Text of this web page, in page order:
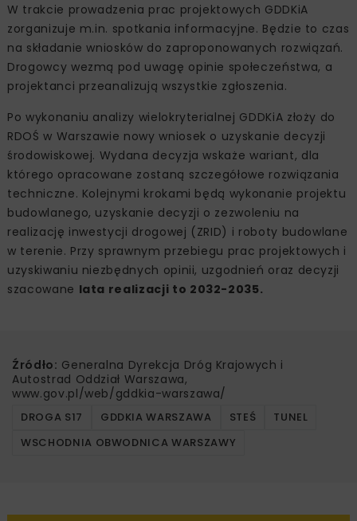
W trakcie prowadzenia prac projektowych GDDKiA
zorganizuje m.in. spotkania informacyjne. Będzie to czas
na składanie wniosków do zaproponowanych rozwiązań.
Drogowcy wezmą pod uwagę opinie społeczeństwa, a
projektanci przeanalizują wszystkie zgłoszenia.
Po wykonaniu analizy wielokryterialnej GDDKiA złoży do
RDOŚ w Warszawie nowy wniosek o uzyskanie decyzji
środowiskowej. Wydana decyzja wskaże wariant, dla
którego opracowane zostaną szczegółowe rozwiązania
techniczne. Kolejnymi krokami będą wykonanie projektu
budowlanego, uzyskanie decyzji o zezwoleniu na
realizację inwestycji drogowej (ZRID) i roboty budowlane
w terenie. Przy sprawnym przebiegu prac projektowych i
uzyskiwaniu niezbędnych opinii, uzgodnień oraz decyzji
szacowane lata realizacji to 2032-2035.
Źródło: Generalna Dyrekcja Dróg Krajowych i
Autostrad Oddział Warszawa,
www.gov.pl/web/gddkia-warszawa/
DROGA S17 GDDKIA WARSZAWA STEŚ
TUNEL
WSCHODNIA OBWODNICA WARSZAWY